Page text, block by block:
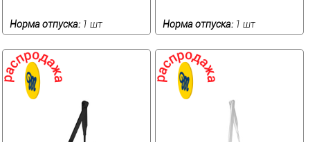
Норма отпуска: 1 шт Норма отпуска: 1 шт